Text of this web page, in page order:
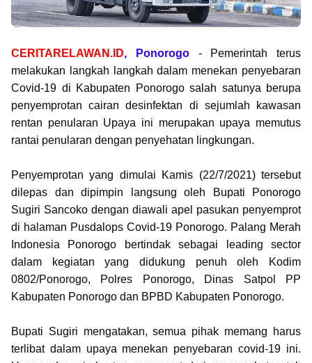
CERITARELAWAN.ID, Ponorogo- Pemerintah terus
melakukan langkah langkah dalam menekan penyebaran
Covid-19 di Kabupaten Ponorogo salah satunya berupa
penyemprotan cairan desinfektan di sejumlah kawasan
rentan penularan Upaya ini merupakan upaya memutus
rantai penularan dengan penyehatan lingkungan.
Penyemprotan yang dimulai Kamis (22/7/2021) tersebut
dilepas dan dipimpin langsung oleh Bupati Ponorogo
Sugiri Sancoko dengan diawali apel pasukan penyemprot
di halaman Pusdalops Covid-19 Ponorogo. Palang Merah
Indonesia Ponorogo bertindak sebagai leading sector
dalam kegiatan yang didukung penuh oleh Kodim
0802/Ponorogo, Polres Ponorogo, Dinas Satpol PP
Kabupaten Ponorogo dan BPBD Kabupaten Ponorogo.
Bupati Sugiri mengatakan, semua pihak memang harus
terlibat dalam upaya menekan penyebaran covid-19 ini.